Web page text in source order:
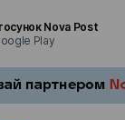
Nova Post
Play